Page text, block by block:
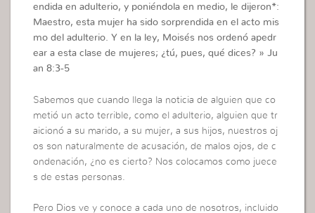
endida en adulterio, y poniéndola en medio, le dijeron*:
Maestro, esta mujer ha sido sorprendida en el acto mis
mo del adulterio. Y en la ley, Moisés nos ordenó apedr
ear a esta clase de mujeres; ¿tú, pues, qué dices? » Ju
an 8:3-5
Sabemos que cuando llega la noticia de alguien que co
metió un acto terrible, como el adulterio, alguien que tr
aicionó a su marido, a su mujer, a sus hijos, nuestros oj
os son naturalmente de acusación, de malos ojos, de c
ondenación, ¿no es cierto? Nos colocamos como juece
s de estas personas.
Pero Dios ve y conoce a cada uno de nosotros, incluido